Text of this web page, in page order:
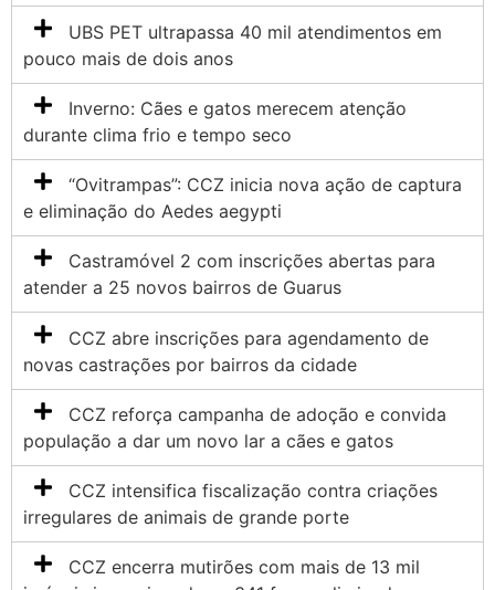
UBS PET ultrapassa 40 mil atendimentos em
pouco mais de dois anos
Inverno: Cães e gatos merecem atenção
durante clima frio e tempo seco
“Ovitrampas”: CCZ inicia nova ação de captura
e eliminação do Aedes aegypti
Castramóvel 2 com inscrições abertas para
atender a 25 novos bairros de Guarus
CCZ abre inscrições para agendamento de
novas castrações por bairros da cidade
CCZ reforça campanha de adoção e convida
população a dar um novo lar a cães e gatos
CCZ intensifica fiscalização contra criações
irregulares de animais de grande porte
CCZ encerra mutirões com mais de 13 mil